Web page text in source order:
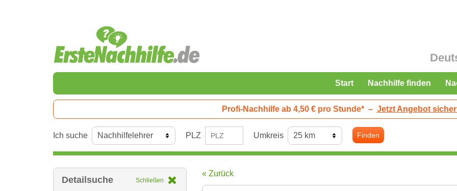
Start Nachhilfe finden
Profi-Nachhilfe ab 4,50 € pro Stunde* – Jetzt Angebot
Ich suche PLZ Umkreis Finden
Detailsuche Schließen
« Zurück